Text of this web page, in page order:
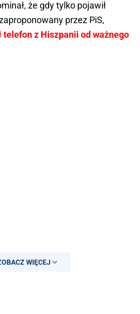
że gdy tylko pojawił
przez PiS,
telefon z Hiszpanii od ważnego
WIĘCEJ